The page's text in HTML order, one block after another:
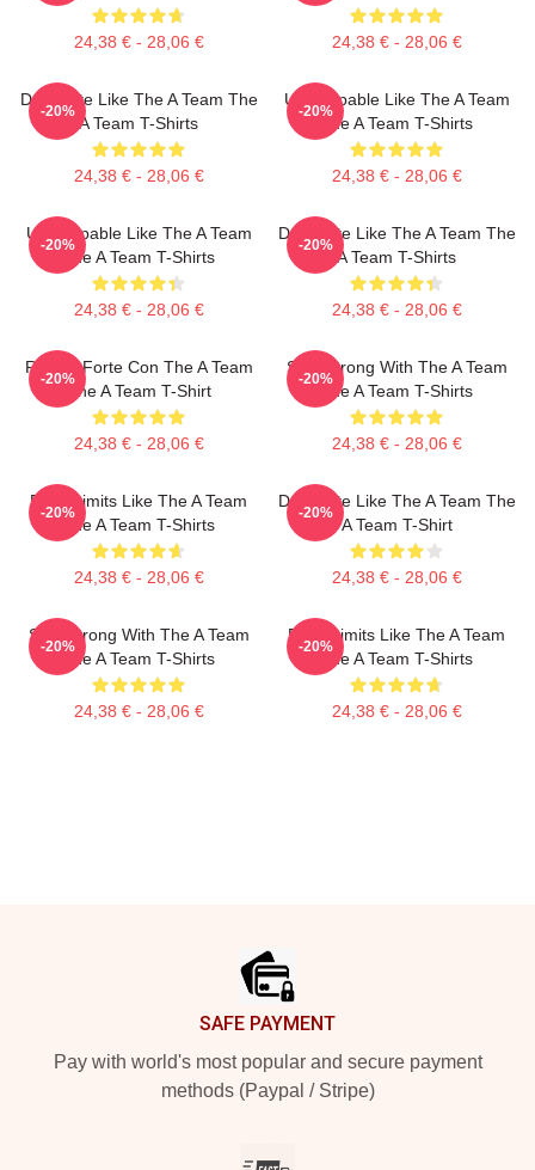
24,38 € - 28,06 € 24,38 € - 28,06 €
Dominate Like The A Team The
A Team T-Shirts
24,38 € - 28,06 €
-20%
Unstoppable Like The A Team
The A Team T-Shirts
24,38 € - 28,06 €
-20%
Unstoppable Like The A Team
The A Team T-Shirts
24,38 € - 28,06 €
-20%
Dominate Like The A Team The
A Team T-Shirts
24,38 € - 28,06 €
-20%
Rimani Forte Con The A Team
The A Team T-Shirt
24,38 € - 28,06 €
-20%
Stay Strong With The A Team
The A Team T-Shirts
24,38 € - 28,06 €
-20%
Push Limits Like The A Team
The A Team T-Shirts
24,38 € - 28,06 €
-20%
Dominate Like The A Team The
A Team T-Shirt
24,38 € - 28,06 €
-20%
Stay Strong With The A Team
The A Team T-Shirts
24,38 € - 28,06 €
-20%
Push Limits Like The A Team
The A Team T-Shirts
24,38 € - 28,06 €
-20%
SAFE PAYMENT
Pay with world's most popular and secure payment
methods (Paypal / Stripe)